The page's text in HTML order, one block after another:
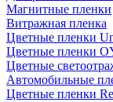
Магнитные пленки
Витражная пленка
Цветные пленки
Цветные пленки
Цветные
Автомобильные
Цветные пленки